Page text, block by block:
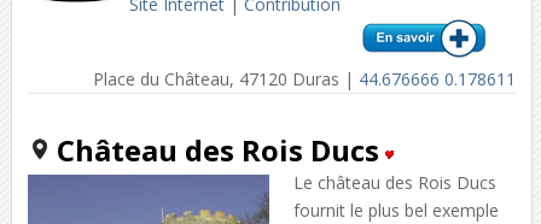
Place du Château, 47120 Duras | 44.676666 0.178611
Château des Rois Ducs
Le château des Rois Ducs
fournit le plus bel exemple